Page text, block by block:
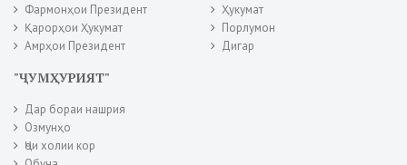
Фармонҳои Президент
Қарорҳои Ҳукумат
Амрҳои Президент
Ҳукумат
Порлумон
Дигар
"ҶУМҲУРИЯТ"
Дар бораи нашрия
Озмунҳо
Ҷои холии кор